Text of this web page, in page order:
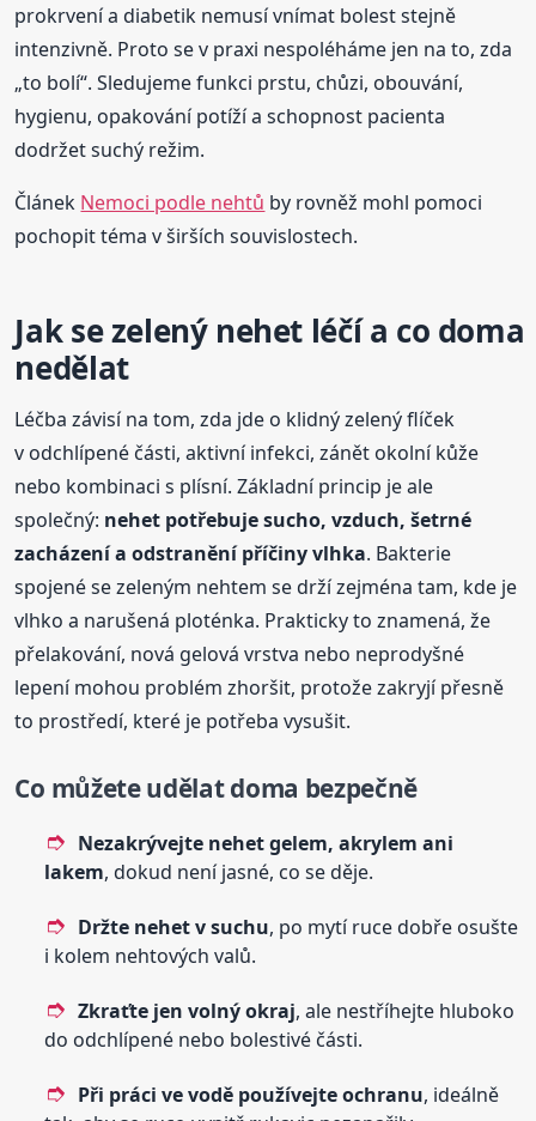
prokrvení a diabetik nemusí vnímat bolest stejně
intenzivně. Proto se v praxi nespoléháme jen na to, zda
„to bolí“. Sledujeme funkci prstu, chůzi, obouvání,
hygienu, opakování potíží a schopnost pacienta
dodržet suchý režim.
Článek Nemoci podle nehtů by rovněž mohl pomoci
pochopit téma v širších souvislostech.
Jak se zelený nehet léčí a co doma
nedělat
Léčba závisí na tom, zda jde o klidný zelený flíček
v odchlípené části, aktivní infekci, zánět okolní kůže
nebo kombinaci s plísní. Základní princip je ale
společný: nehet potřebuje sucho, vzduch, šetrné
zacházení a odstranění příčiny vlhka. Bakterie
spojené se zeleným nehtem se drží zejména tam, kde je
vlhko a narušená ploténka. Prakticky to znamená, že
přelakování, nová gelová vrstva nebo neprodyšné
lepení mohou problém zhoršit, protože zakryjí přesně
to prostředí, které je potřeba vysušit.
Co můžete udělat doma bezpečně
Nezakrývejte nehet gelem, akrylem ani
lakem, dokud není jasné, co se děje.
Držte nehet v suchu, po mytí ruce dobře osušte
i kolem nehtových valů.
Zkraťte jen volný okraj, ale nestříhejte hluboko
do odchlípené nebo bolestivé části.
Při práci ve vodě používejte ochranu, ideálně